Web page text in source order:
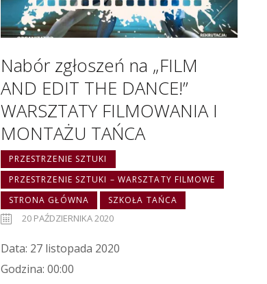
Nabór zgłoszeń na „FILM
AND EDIT THE DANCE!”
WARSZTATY FILMOWANIA I
MONTAŻU TAŃCA
PRZESTRZENIE SZTUKI
PRZESTRZENIE SZTUKI – WARSZTATY FILMOWE
STRONA GŁÓWNA
SZKOŁA TAŃCA
20 PAŹDZIERNIKA 2020
Data: 27 listopada 2020
Godzina: 00:00